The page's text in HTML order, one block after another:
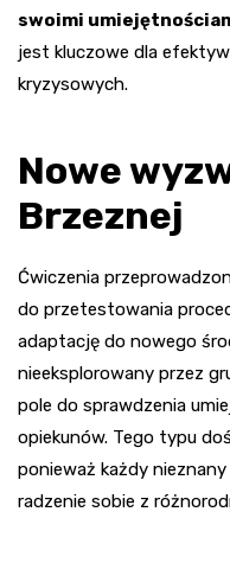
swoimi
jest kluczowe dla
kryzysowych.
Nowe
Brzeznej
Ćwiczenia
do przetestowania
adaptację do nowego
nieeksplorowany przez
pole do sprawdzenia
opiekunów. Tego typu
ponieważ każdy
radzenie sobie z